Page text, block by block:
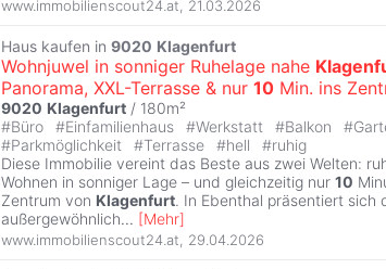
www.immobilienscout24.at 21.03.2026
Haus kaufen in 9020 Klagenfurt
Wohnjuwel in sonniger Ruhelage nahe
Panorama, XXL-Terrasse & nur 10 Min. ins
9020 Klagenfurt / 180m²
#Büro #Einfamilienhaus #Werkstatt #Balkon #
#Parkmöglichkeit #Terrasse #hell #ruhig
Diese Immobilie vereint das Beste aus zwei Welten:
Wohnen in sonniger Lage – und gleichzeitig nur 10
Zentrum von Klagenfurt. In Ebenthal präsentiert sich
außergewöhnlich... [Mehr]
www.immobilienscout24.at 29.04.2026